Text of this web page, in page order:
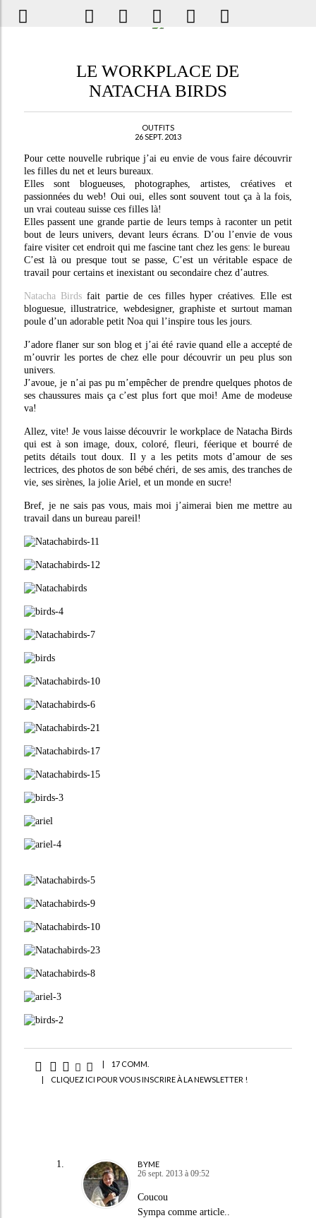
LE WORKPLACE DE
NATACHA BIRDS
OUTFITS
26 SEPT. 2013
Pour cette nouvelle rubrique j’ai eu envie de vous faire découvrir
les filles du net et leurs bureaux.
Elles sont blogueuses, photographes, artistes, créatives et
passionnées du web! Oui oui, elles sont souvent tout ça à la fois,
un vrai couteau suisse ces filles là!
Elles passent une grande partie de leurs temps à raconter un petit
bout de leurs univers, devant leurs écrans. D’ou l’envie de vous
faire visiter cet endroit qui me fascine tant chez les gens: le bureau
C’est là ou presque tout se passe, C’est un véritable espace de
travail pour certains et inexistant ou secondaire chez d’autres.
Natacha Birdsfait partie de ces filles hyper créatives. Elle est
bloguesue, illustratrice, webdesigner, graphiste et surtout maman
poule d’un adorable petit Noa qui l’inspire tous les jours.
J’adore flaner sur son blog et j’ai été ravie quand elle a accepté de
m’ouvrir les portes de chez elle pour découvrir un peu plus son
univers.
J’avoue, je n’ai pas pu m’empêcher de prendre quelques photos de
ses chaussures mais ça c’est plus fort que moi! Ame de modeuse
va!
Allez, vite! Je vous laisse découvrir le workplace de Natacha Birds
qui est à son image, doux, coloré, fleuri, féerique et bourré de
petits détails tout doux. Il y a les petits mots d’amour de ses
lectrices, des photos de son bébé chéri, de ses amis, des tranches de
vie, ses sirènes, la jolie Ariel, et un monde en sucre!
Bref, je ne sais pas vous, mais moi j’aimerai bien me mettre au
travail dans un bureau pareil!
|
17 COMM.
|
CLIQUEZ ICI POUR VOUS INSCRIRE À LA NEWSLETTER !
BYME
26 sept. 2013 à 09:52
Coucou
Sympa comme article..